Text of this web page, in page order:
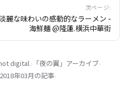
次ページ:
麗な味わいの感動的なラーメン -
海鮮麺 @隆蓮.横浜中華街
digital.› 「夜の翼」 アーカイブ›
2018年03月の記事›